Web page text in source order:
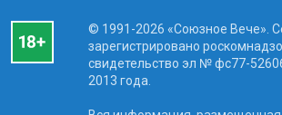
© 1991-2026 «Союзное Вече».
зарегистрировано
свидетельство эл № фc77-
2013 года.